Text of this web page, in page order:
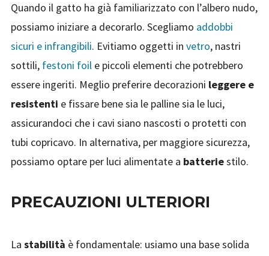
Quando il gatto ha già familiarizzato con l’albero nudo,
possiamo iniziare a decorarlo. Scegliamo addobbi
sicuri e infrangibili. Evitiamo oggetti in vetro, nastri
sottili, festoni foile piccoli elementi che potrebbero
essere ingeriti. Meglio preferire decorazioni leggere e
resistenti e fissare bene sia le palline sia le luci,
assicurandoci che i cavi siano nascosti o protetti con
tubi copricavo. In alternativa, per maggiore sicurezza,
possiamo optare per luci alimentate a batteriestilo.
PRECAUZIONI ULTERIORI
La stabilità è fondamentale: usiamo una base solida